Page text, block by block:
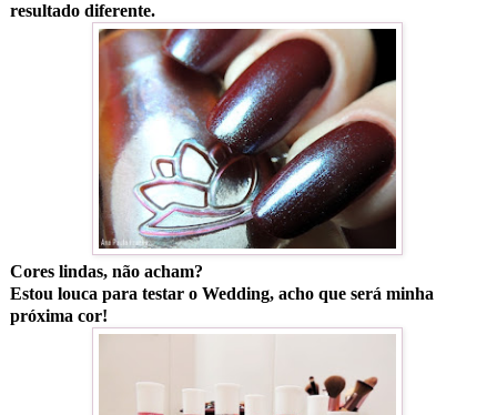
resultado diferente.
Cores lindas, não acham?
Estou louca para testar o Wedding, acho que será minha
próxima cor!